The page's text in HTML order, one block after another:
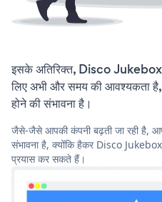
इसके अतिरिक्त, Disco
लिए अभी और समय की आवश्यकता
होने की संभावना है।
जैसे-जैसे आपकी कंपनी बढ़ती जा रही है,
संभावना है, क्योंकि हैकर Disco Jukebox
प्रयास कर सकते हैं।